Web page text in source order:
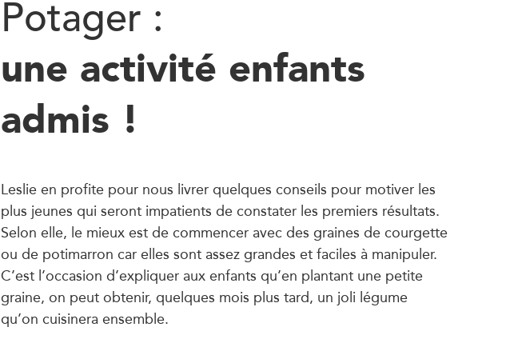
Potager :
une activité enfants
admis !
Leslie en profite pour nous livrer quelques conseils pour motiver les
plus jeunes qui seront impatients de constater les premiers résultats.
Selon elle, le mieux est de commencer avec des graines de courgette
ou de potimarron car elles sont assez grandes et faciles à manipuler.
C’est l’occasion d’expliquer aux enfants qu’en plantant une petite
graine, on peut obtenir, quelques mois plus tard, un joli légume
qu’on cuisinera ensemble.